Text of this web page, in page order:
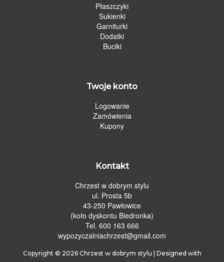
Płaszczyki
Sukienki
Garniturki
Dodatki
Buciki
Twoje konto
Logowanie
Zamówienia
Kupony
Kontakt
Chrzest w dobrym stylu
ul. Prosta 5b
43-250 Pawłowice
(koło dyskontu Biedronka)
Tel. 600 163 666
wypozyczalniachrzest@gmail.com
Copyright © 2026 Chrzest w dobrym stylu | Designed with